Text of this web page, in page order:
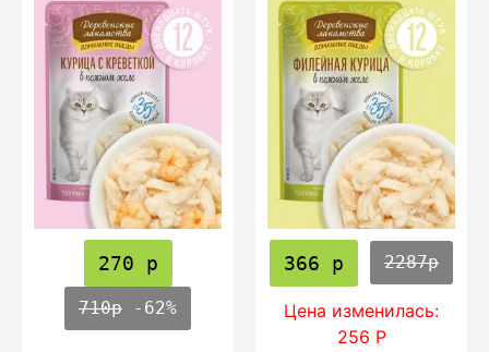
270 р
710р -62%
366 р 2287р
Цена изменилась:
256 Р